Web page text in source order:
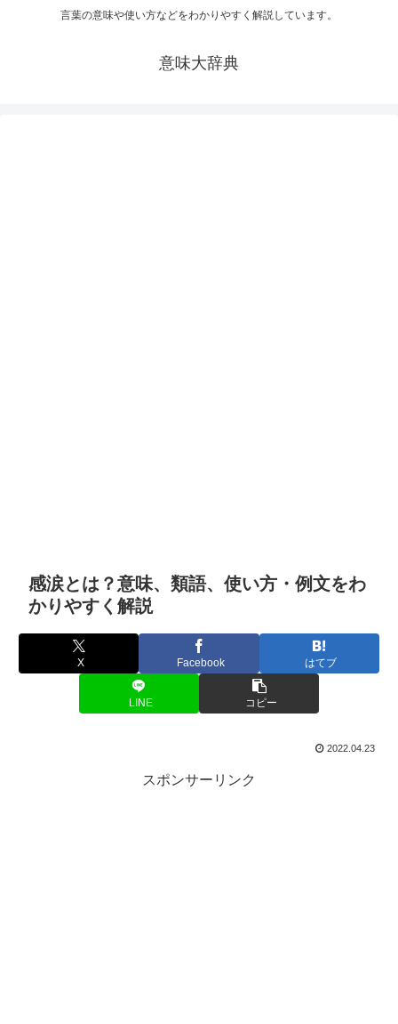
言葉の意味や使い方などをわかりやすく解説しています。
意味大辞典
感涙とは？意味、類語、使い方・例文をわ
かりやすく解説
X Facebook はてブ
LINE コピー
2022.04.23
スポンサーリンク